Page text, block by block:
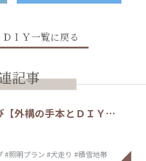
ＩＹ一覧に戻る
記事
【外構の手本とＤＩＹ…
#照明プラン #犬走り #積雪地帯